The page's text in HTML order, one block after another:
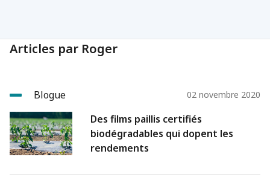
Articles par Roger
Blogue 02 novembre 2020
Des films paillis certifiés
biodégradables qui dopent les
rendements